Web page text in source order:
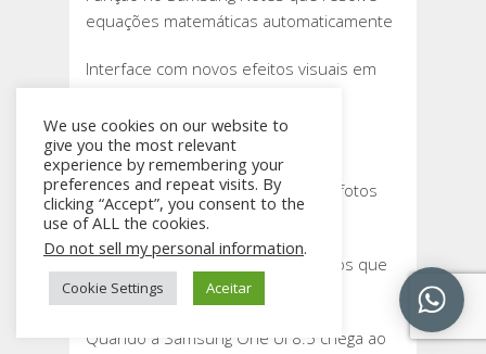
equações matemáticas automaticamente
Interface com novos efeitos visuais em
Widget de alarme na Now Bar
IA que oculta dados sensíveis em fotos
(como números de documentos)
Mecanismo que pode silenciar apps que
mandam muitas notificações
Quando a Samsung One UI 8.5 chega ao
We use cookies on our website to
give you the most relevant
experience by remembering your
preferences and repeat visits. By
clicking “Accept”, you consent to the
use of ALL the cookies.
Do not sell my personal information.
Cookie Settings Aceitar